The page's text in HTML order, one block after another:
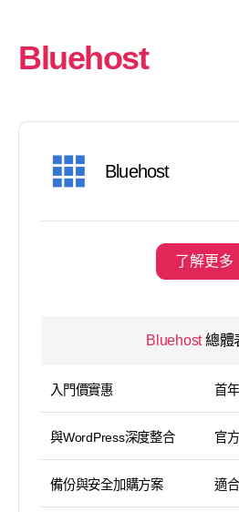
Bluehost
Bluehost
了解更多
Bluehost總體
入門價實惠 首
與WordPress深度整合 官
備份與安全加購方案 適